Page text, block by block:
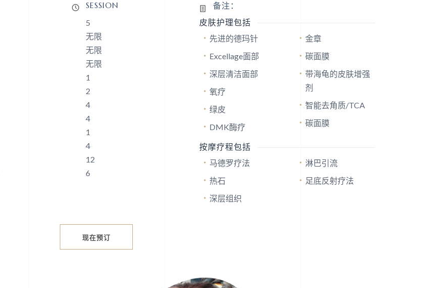
SESSION
5
无限
无限
无限
1
2
4
4
1
4
12
6
备注：
皮肤护理包括
先进的德玛针
Excellage面部
深层清洁面部
氧疗
绿皮
DMK酶疗
金章
碳面膜
带海龟的皮肤增强
剂
智能去角质/TCA
碳面膜
按摩疗程包括
马德罗疗法
热石
深层组织
淋巴引流
足底反射疗法
现在预订